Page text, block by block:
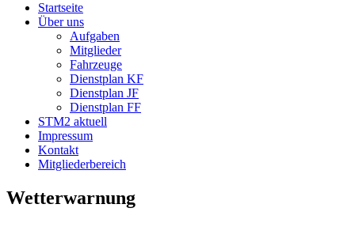
Startseite
Über uns
Aufgaben
Mitglieder
Fahrzeuge
Dienstplan KF
Dienstplan JF
Dienstplan FF
STM2 aktuell
Impressum
Kontakt
Mitgliederbereich
Wetterwarnung